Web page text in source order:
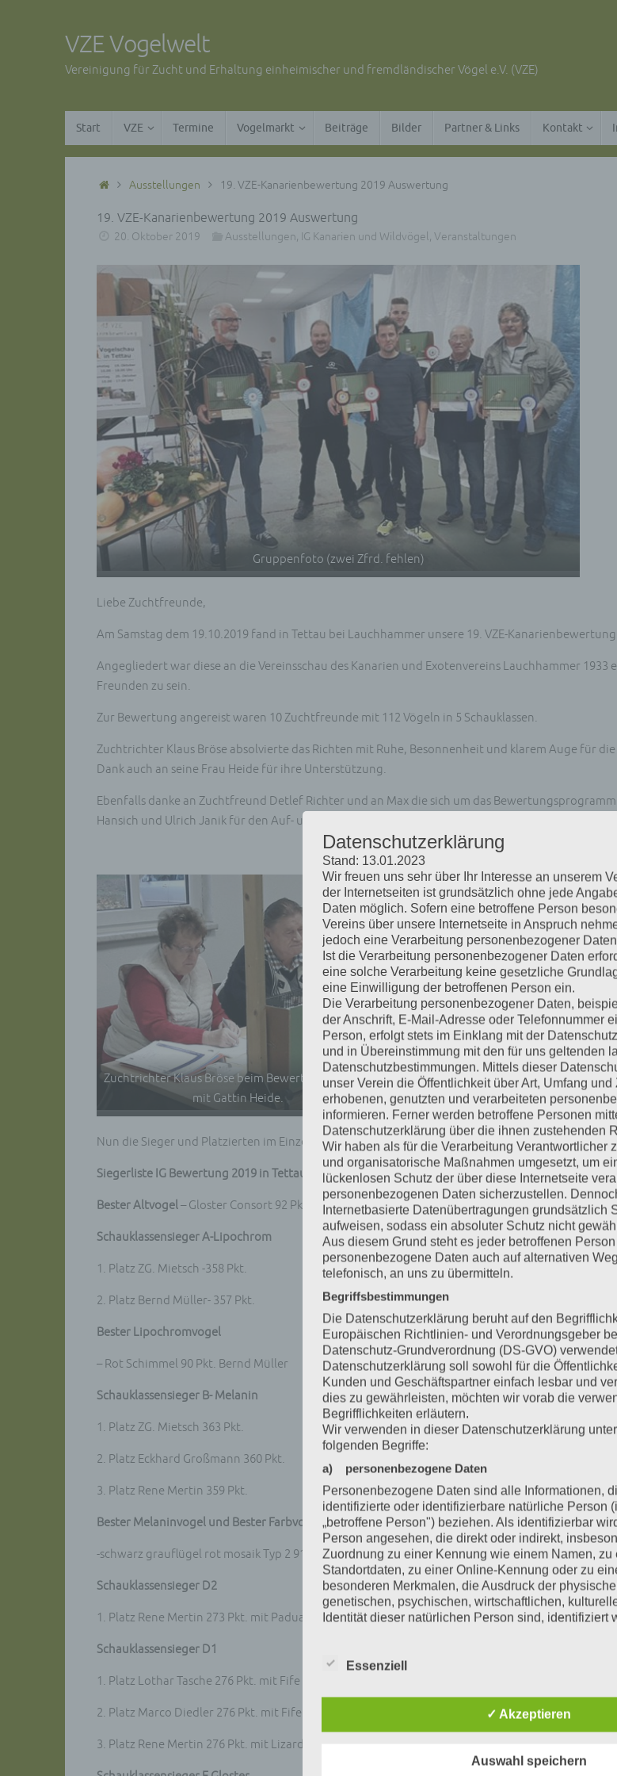
VZE Vogelwelt
Vereinigung für Zucht und Erhaltung einheimischer und fremdländischer Vögel e.V. (VZE)
Inhalt
Start VZE Termine Vogelmarkt Beiträge Bilder Partner & Links Kontakt
StartAusstellungen 19. VZE-Kanarienbewertung 2019 Auswertung
19. VZE-Kanarienbewertung 2019 Auswertung
20. Oktober 2019 Ausstellungen, IG Kanarien und Wildvögel,Veranstaltungen
Gruppenfoto (zwei Zfrd. fehlen)
Liebe Zuchtfreunde,
Am Samstag dem 19.10.2019 fand in Tettau bei Lauchhammer unsere 19. VZE-
Angegliedert war diese an die Vereinsschau des Kanarien und Exotenvereins Lauchhammer
Freunden zu sein.
Zur Bewertung angereist waren 10 Zuchtfreunde mit 112 Vögeln in 5 Schauklassen.
Zuchtrichter Klaus Bröse absolvierte das Richten mit Ruhe, Besonnenheit und klarem Auge für
Dank auch an seine Frau Heide für ihre Unterstützung.
Ebenfalls danke an Zuchtfreund Detlef Richter und an Max die sich um das
Hansich und Ulrich Janik für den Auf- und Abbau der Bewertungsregale.
Zuchtrichter Klaus Bröse beim Bewerten der Vögel
mit Gattin Heide.
Nun die Sieger und Platzierten im Einzelnen.
Siegerliste IG Bewertung 2019 in Tettau
Bester Altvogel– Gloster Consort 92 Pkt. Ulrich Janik
Schauklassensieger A-Lipochrom
1. Platz ZG. Mietsch -358 Pkt.
2. Platz Bernd Müller- 357 Pkt.
Bester Lipochromvogel
– Rot Schimmel 90 Pkt. Bernd Müller
Schauklassensieger B- Melanin
1. Platz ZG. Mietsch 363 Pkt.
2. Platz Eckhard Großmann 360 Pkt.
3. Platz Rene Mertin 359 Pkt.
Bester Melaninvogel und Bester Farbvogel
-schwarz grauflügel rot mosaik Typ 2 91 Pkt. Rene Mertin
Schauklassensieger D2
1. Platz Rene Mertin 273 Pkt. mit Paduaner
Schauklassensieger D1
1. Platz Lothar Tasche 276 Pkt. mit Fife
2. Platz Marco Diedler 276 Pkt. mit Fife
3. Platz Rene Mertin 276 Pkt. mit Lizard
Datenschutzerklärung
Stand: 13.01.2023
Wir freuen uns sehr über Ihr Interesse an unserem
der Internetseiten ist grundsätzlich ohne jede
Daten möglich. Sofern eine betroffene Person
Vereins über unsere Internetseite in Anspruch
jedoch eine Verarbeitung personenbezogener
Ist die Verarbeitung personenbezogener Daten
eine solche Verarbeitung keine gesetzliche
eine Einwilligung der betroffenen Person ein.
Die Verarbeitung personenbezogener Daten,
der Anschrift, E-Mail-Adresse oder Telefonnummer
Person, erfolgt stets im Einklang mit der
und in Übereinstimmung mit den für uns geltenden
Datenschutzbestimmungen. Mittels dieser
unser Verein die Öffentlichkeit über Art, Umfang
erhobenen, genutzten und verarbeiteten
informieren. Ferner werden betroffene Personen
Datenschutzerklärung über die ihnen zustehenden
Wir haben als für die Verarbeitung Verantwortlicher
und organisatorische Maßnahmen umgesetzt, um
lückenlosen Schutz der über diese Internetseite
personenbezogenen Daten sicherzustellen.
Internetbasierte Datenübertragungen grundsätzlich
aufweisen, sodass ein absoluter Schutz nicht
Aus diesem Grund steht es jeder betroffenen Person
personenbezogene Daten auch auf alternativen
telefonisch, an uns zu übermitteln.
Begriffsbestimmungen
Die Datenschutzerklärung beruht auf den
Europäischen Richtlinien- und Verordnungsgeber
Datenschutz-Grundverordnung (DS-GVO)
Datenschutzerklärung soll sowohl für die
Kunden und Geschäftspartner einfach lesbar und
dies zu gewährleisten, möchten wir vorab die
Begrifflichkeiten erläutern.
Wir verwenden in dieser Datenschutzerklärung
folgenden Begriffe:
a) personenbezogene Daten
Personenbezogene Daten sind alle Informationen,
identifizierte oder identifizierbare natürliche Person
„betroffene Person") beziehen. Als identifizierbar
Person angesehen, die direkt oder indirekt,
Zuordnung zu einer Kennung wie einem Namen, zu
Standortdaten, zu einer Online-Kennung oder zu
besonderen Merkmalen, die Ausdruck der
genetischen, psychischen, wirtschaftlichen,
Identität dieser natürlichen Person sind, identifiziert
Betroffene Person ist jede identifizierte oder
Verantwortlichen verarbeitet werden.
ausgeführte Vorgang oder jede solche
mit personenbezogenen Daten wie das Erheben,
Essenziell
✓ Akzeptieren
Auswahl speichern